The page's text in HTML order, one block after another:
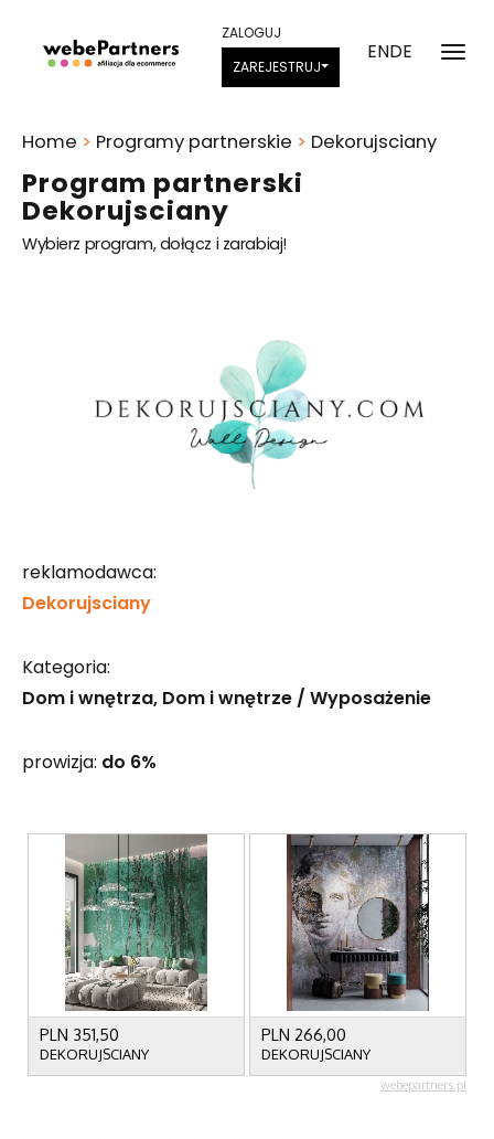
ENDE
ZALOGUJ
ZAREJESTRUJ
Program partnerski
Dekorujsciany
Wybierz program, dołącz i zarabiaj!
Home > Programy partnerskie > Dekorujsciany
reklamodawca:
Dekorujsciany
Kategoria:
Dom i wnętrza Dom i wnętrze / Wyposażenie
prowizja: do 6%